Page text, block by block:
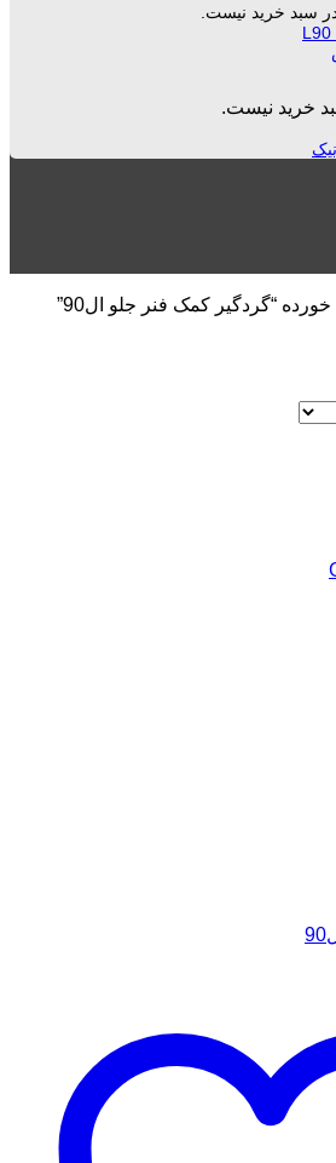
سبد خرید نیست.
خرید نیست.
“گردگیر کمک فنر جلو ال90”